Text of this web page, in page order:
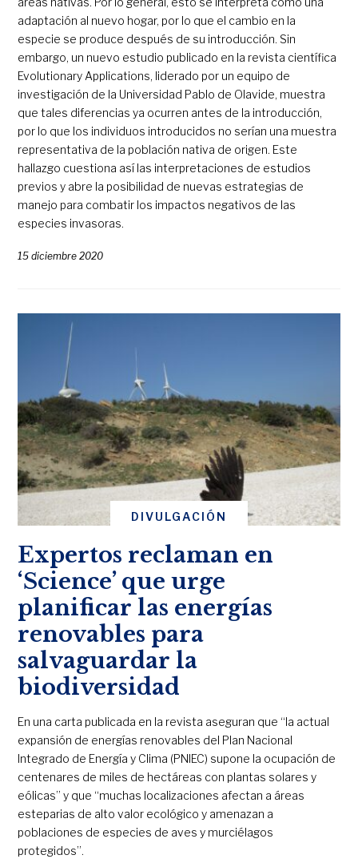
adaptación al nuevo hogar, por lo que el cambio en la
especie se produce después de su introducción. Sin
embargo, un nuevo estudio publicado en la revista científica
Evolutionary Applications, liderado por un equipo de
investigación de la Universidad Pablo de Olavide, muestra
que tales diferencias ya ocurren antes de la introducción,
por lo que los individuos introducidos no serían una muestra
representativa de la población nativa de origen. Este
hallazgo cuestiona así las interpretaciones de estudios
previos y abre la posibilidad de nuevas estrategias de
manejo para combatir los impactos negativos de las
especies invasoras.
15 diciembre 2020
DIVULGACIÓN
Expertos reclaman en
‘Science’ que urge
planificar las energías
renovables para
salvaguardar la
biodiversidad
En una carta publicada en la revista aseguran que “la actual
expansión de energías renovables del Plan Nacional
Integrado de Energía y Clima (PNIEC) supone la ocupación de
centenares de miles de hectáreas con plantas solares y
eólicas” y que “muchas localizaciones afectan a áreas
esteparias de alto valor ecológico y amenazan a
poblaciones de especies de aves y murciélagos
protegidos”.